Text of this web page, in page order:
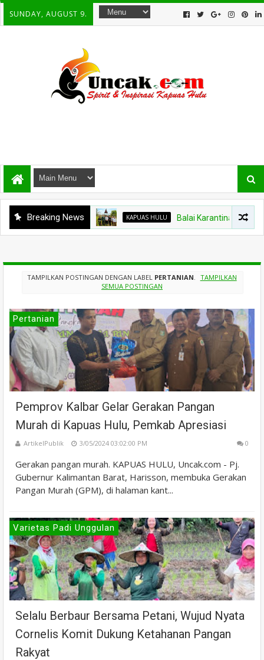
SUNDAY, AUGUST 9.
Breaking News KAPUAS HULU Balai Karantina Kalbar
TAMPILKAN POSTINGAN DENGAN LABEL PERTANIAN. TAMPILKAN
SEMUA POSTINGAN
Pertanian
Pemprov Kalbar Gelar Gerakan Pangan
Murah di Kapuas Hulu, Pemkab Apresiasi
ArtikelPublik 3/05/2024 03:02:00 PM 0
Gerakan pangan murah. KAPUAS HULU, Uncak.com - Pj.
Gubernur Kalimantan Barat, Harisson, membuka Gerakan
Pangan Murah (GPM), di halaman kant...
Varietas Padi Unggulan
Selalu Berbaur Bersama Petani, Wujud Nyata
Cornelis Komit Dukung Ketahanan Pangan
Rakyat